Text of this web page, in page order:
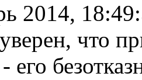
2014,
что
его